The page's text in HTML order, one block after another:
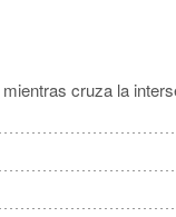
cruza la